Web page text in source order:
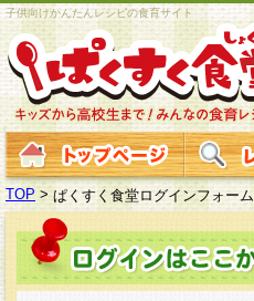
子供向けかんたんレシピの食育サイト
TOP > ぱくすく食堂ログインフォーム